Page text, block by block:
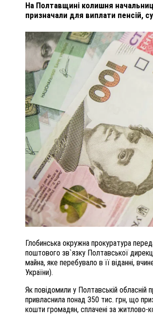
На Полтавщині колишня
призначали для виплати пенсій,
Глобинська окружна прокуратура
поштового зв`язку Полтавської
майна, яке перебувало в її віданні,
України).
Як повідомили у Полтавській обласній
привласнила понад 350 тис. грн, що
кошти громадян, сплачені за житлово-
ПОЛІЦІЯ ПОЛТАВЩИНИ
ЛЮДМИЛУ ТИМЧЕНКО
26 листопада 2025